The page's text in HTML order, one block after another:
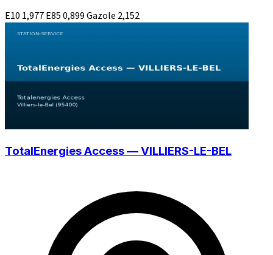
E10 1,977E850,899Gazole 2,152
TotalEnergies Access — VILLIERS-LE-BEL